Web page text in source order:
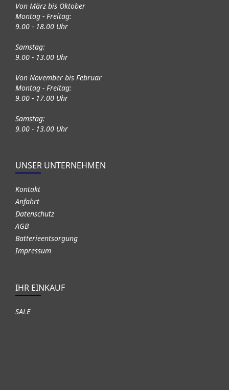
Von März bis Oktober
Montag - Freitag:
9.00 - 18.00 Uhr
Samstag:
9.00 - 13.00 Uhr
Von November bis Februar
Montag - Freitag:
9.00 - 17.00 Uhr
Samstag:
9.00 - 13.00 Uhr
UNSER UNTERNEHMEN
Kontakt
Anfahrt
Datenschutz
AGB
Batterieentsorgung
Impressum
IHR EINKAUF
SALE